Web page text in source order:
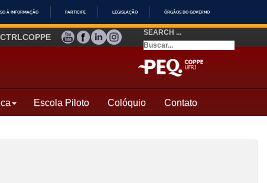
À INFORMAÇÃO PARTICIPE LEGISLAÇÃO ÓRGÃOS DO GOVERNO
CTRLCOPPE YOUTUBE
FACEBOOK
LINKEDIN
INSTAGRAMSEARCH ...
Escola Piloto Colóquio Contato